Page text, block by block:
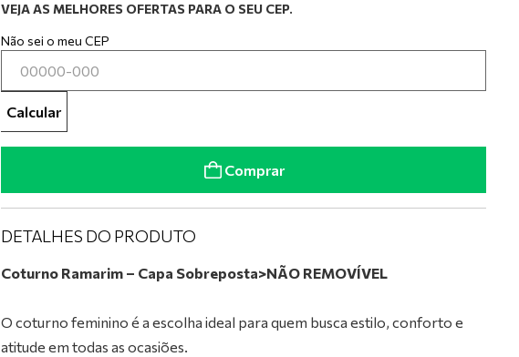
VEJA AS MELHORES OFERTAS PARA O SEU CEP.
Não sei o meu CEP
Calcular
Comprar
DETALHES DO PRODUTO
Coturno Ramarim – Capa Sobreposta>NÃO REMOVÍVEL
O coturno feminino é a escolha ideal para quem busca estilo, conforto e
atitude em todas as ocasiões.